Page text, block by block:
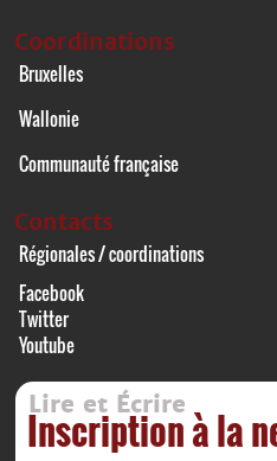
Coordinations
Bruxelles
Wallonie
Communauté française
Contacts
Régionales / coordinations
Facebook
Twitter
Youtube
Lire et Écrire
Inscription à la